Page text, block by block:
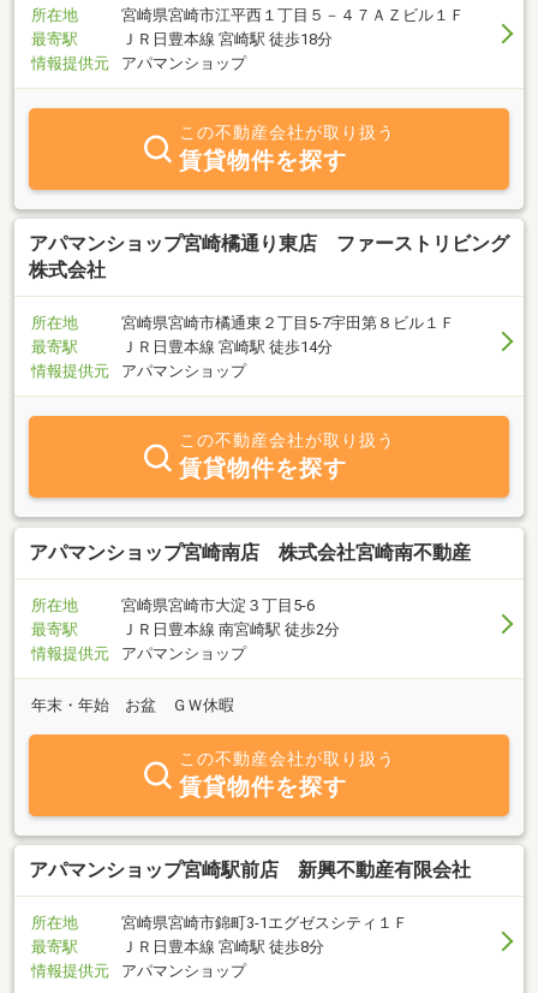
所在地
宮崎県宮崎市江平西１丁目５－４７ＡＺビル１Ｆ
最寄駅
ＪＲ日豊本線 宮崎駅 徒歩18分
情報提供元
アパマンショップ
この不動産会社が取り扱う
賃貸物件を探す
アパマンショップ宮崎橘通り東店 ファーストリビング
株式会社
所在地
宮崎県宮崎市橘通東２丁目5-7宇田第８ビル１Ｆ
最寄駅
ＪＲ日豊本線 宮崎駅 徒歩14分
情報提供元
アパマンショップ
この不動産会社が取り扱う
賃貸物件を探す
アパマンショップ宮崎南店 株式会社宮崎南不動産
所在地
宮崎県宮崎市大淀３丁目5-6
最寄駅
ＪＲ日豊本線 南宮崎駅 徒歩2分
情報提供元
アパマンショップ
年末・年始 お盆 ＧＷ休暇
この不動産会社が取り扱う
賃貸物件を探す
アパマンショップ宮崎駅前店 新興不動産有限会社
所在地
宮崎県宮崎市錦町3-1エグゼスシティ１Ｆ
最寄駅
ＪＲ日豊本線 宮崎駅 徒歩8分
情報提供元
アパマンショップ